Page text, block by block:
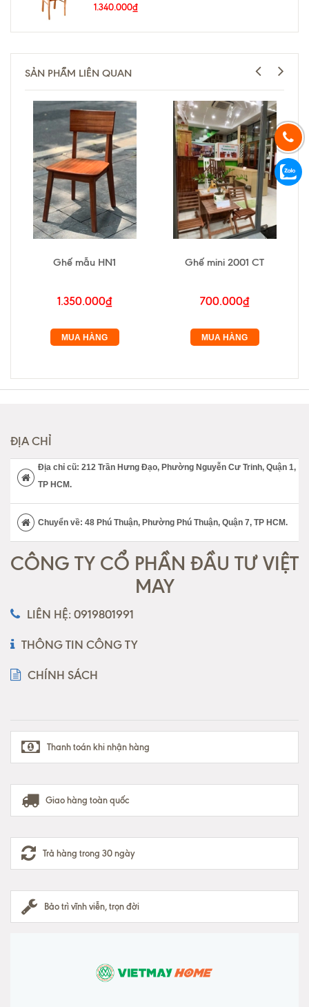
1.340.000₫
SẢN PHẨM LIÊN QUAN
Ghế mẫu HN1
1.350.000₫
MUA HÀNG
Ghế mini 2001 CT
700.000₫
MUA HÀNG
ĐỊA CHỈ
Địa chỉ cũ: 212 Trần Hưng Đạo, Phường Nguyễn Cư Trinh, Quận 1,
TP HCM.
Chuyển về: 48 Phú Thuận, Phường Phú Thuận, Quận 7, TP HCM.
CÔNG TY CỔ PHẦN ĐẦU TƯ VIỆT
MAY
LIÊN HỆ: 0919801991
THÔNG TIN CÔNG TY
CHÍNH SÁCH
Thanh toán khi nhận hàng
Giao hàng toàn quốc
Trả hàng trong 30 ngày
Bảo trì vĩnh viễn, trọn đời